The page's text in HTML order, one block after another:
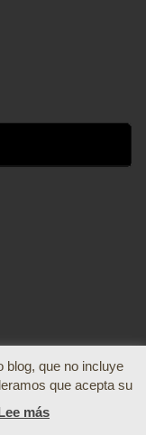
blog, que no incluye
que acepta su
más